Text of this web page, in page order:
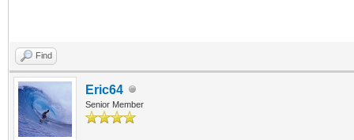
Find
Eric64
Senior Member